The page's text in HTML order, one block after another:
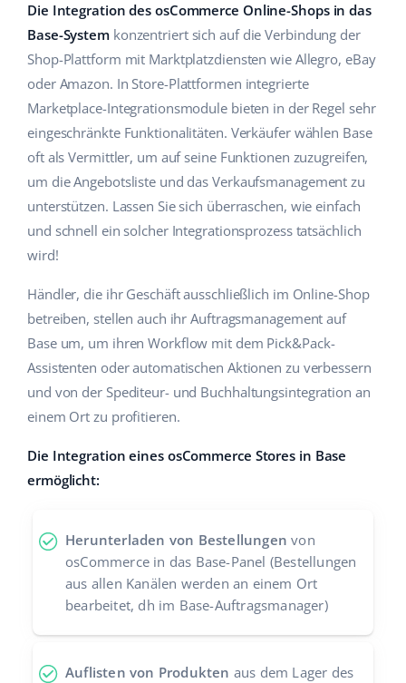
Marktplatz-Manager
Workflow-Automatisierung
Versandmanagement
Preisautomatisierung
KI für E-Commerce
Ecosystem
Base Analytics
Base Connect
Haus & Garten
Produkte für Kinder
Autoteile
Supermarkt
Health & Beauty
Mode
Hilfe
Akademie
Blog
Dienstleistungen
Systemimplementierungen
Andere
Vorteilsrechner
Zusammenarbeit und Partner
Kontakt
english (US)
english (GB)
english (IN)
čeština
deutsch
Ελληνικά
español (MX)
Français
Italiano
português (BR)
中文
Die Integration des osCommerce Online-Shops in das
Base-Systemkonzentriert sich auf die Verbindung der
Shop-Plattform mit Marktplatzdiensten wie Allegro, eBay
oder Amazon. In Store-Plattformen integrierte
Marketplace-Integrationsmodule bieten in der Regel sehr
eingeschränkte Funktionalitäten. Verkäufer wählen Base
oft als Vermittler, um auf seine Funktionen zuzugreifen,
um die Angebotsliste und das Verkaufsmanagement zu
unterstützen. Lassen Sie sich überraschen, wie einfach
und schnell ein solcher Integrationsprozess tatsächlich
wird!
Händler, die ihr Geschäft ausschließlich im Online-Shop
betreiben, stellen auch ihr Auftragsmanagement auf
Base um, um ihren Workflow mit dem Pick&Pack-
Assistenten oder automatischen Aktionen zu verbessern
und von der Spediteur- und Buchhaltungsintegration an
einem Ort zu profitieren.
Die Integration eines osCommerce Stores in Base
ermöglicht:
Herunterladen von Bestellungen von
osCommerce in das Base-Panel (Bestellungen
aus allen Kanälen werden an einem Ort
bearbeitet, dh im Base-Auftragsmanager)
Auflisten von Produkten aus dem Lager des